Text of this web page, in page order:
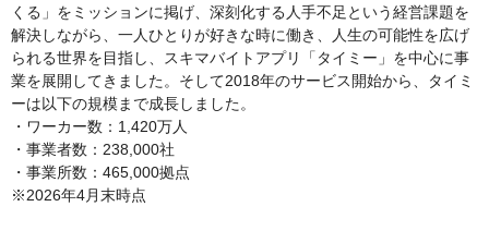
くる」をミッションに掲げ、深刻化する人手不足という経営課題を
解決しながら、一人ひとりが好きな時に働き、人生の可能性を広げ
られる世界を目指し、スキマバイトアプリ「タイミー」を中心に事
業を展開してきました。そして2018年のサービス開始から、タイミ
ーは以下の規模まで成長しました。
・ワーカー数：1,420万人
・事業者数：238,000社
・事業所数：465,000拠点
※2026年4月末時点